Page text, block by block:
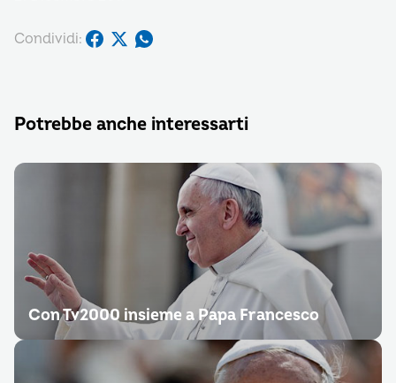
Condividi:
Potrebbe anche interessarti
Con Tv2000 insieme a Papa Francesco